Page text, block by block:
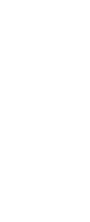
ッグ 軽
納トート